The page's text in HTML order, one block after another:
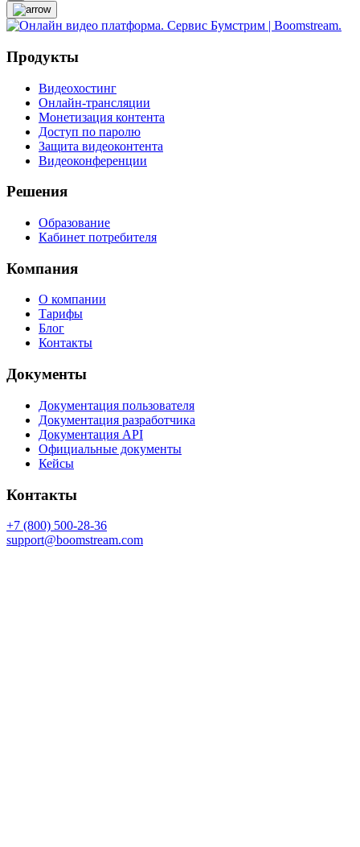
Продукты
Видеохостинг
Онлайн-трансляции
Монетизация контента
Доступ по паролю
Защита видеоконтента
Видеоконференции
Решения
Образование
Кабинет потребителя
Компания
О компании
Тарифы
Блог
Контакты
Документы
Документация пользователя
Документация разработчика
Документация API
Официальные документы
Кейсы
Контакты
+7 (800) 500-28-36
support@boomstream.com